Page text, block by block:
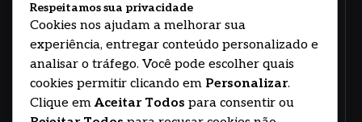
Respeitamos sua privacidade
Cookies nos ajudam a melhorar sua
experiência, entregar conteúdo personalizado e
analisar o tráfego. Você pode escolher quais
cookies permitir clicando em Personalizar.
Clique em Aceitar Todos para consentir ou